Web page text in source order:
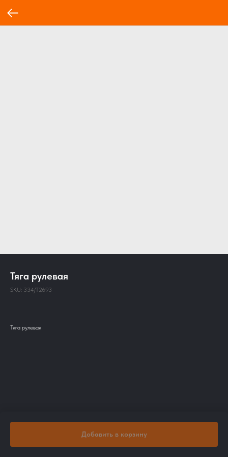
Тяга рулевая
SKU: 334/T2693
Добавить в корзину
Тяга рулевая